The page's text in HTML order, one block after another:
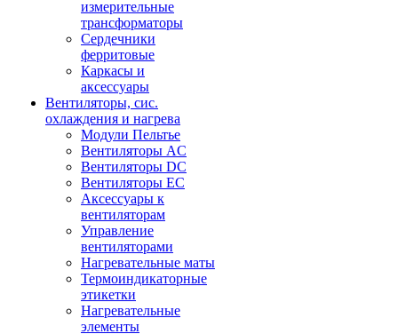
измерительные
трансформаторы
Сердечники
ферритовые
Каркасы и
аксессуары
Вентиляторы, сис.
охлаждения и нагрева
Модули Пельтье
Вентиляторы AC
Вентиляторы DC
Вентиляторы EC
Аксессуары к
вентиляторам
Управление
вентиляторами
Нагревательные маты
Термоиндикаторные
этикетки
Нагревательные
элементы